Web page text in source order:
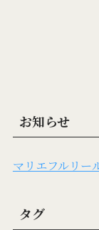
お知らせ
マリエフルリー
タグ